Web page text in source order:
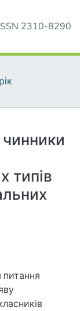
2310-8290
чинники
типів
питання